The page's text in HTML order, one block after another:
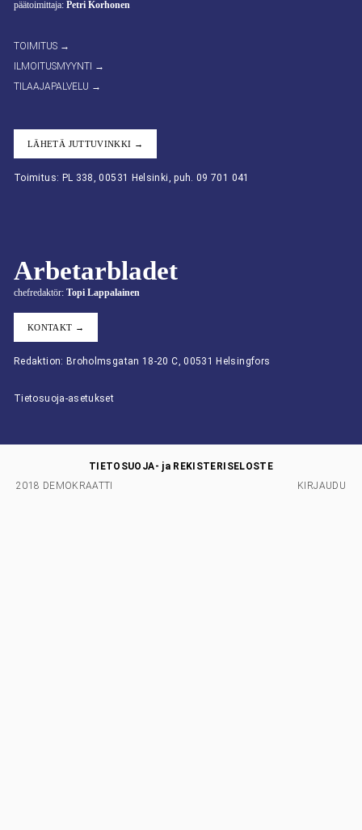
päätoimittaja: Petri Korhonen
TOIMITUS →
ILMOITUSMYYNTI →
TILAAJAPALVELU →
LÄHETÄ JUTTUVINKKI →
Toimitus: PL 338, 00531 Helsinki, puh. 09 701 041
Arbetarbladet
chefredaktör: Topi Lappalainen
KONTAKT →
Redaktion: Broholmsgatan 18-20 C, 00531 Helsingfors
Tietosuoja-asetukset
2018 DEMOKRAATTI
TIETOSUOJA- ja REKISTERISELOSTE
KIRJAUDU